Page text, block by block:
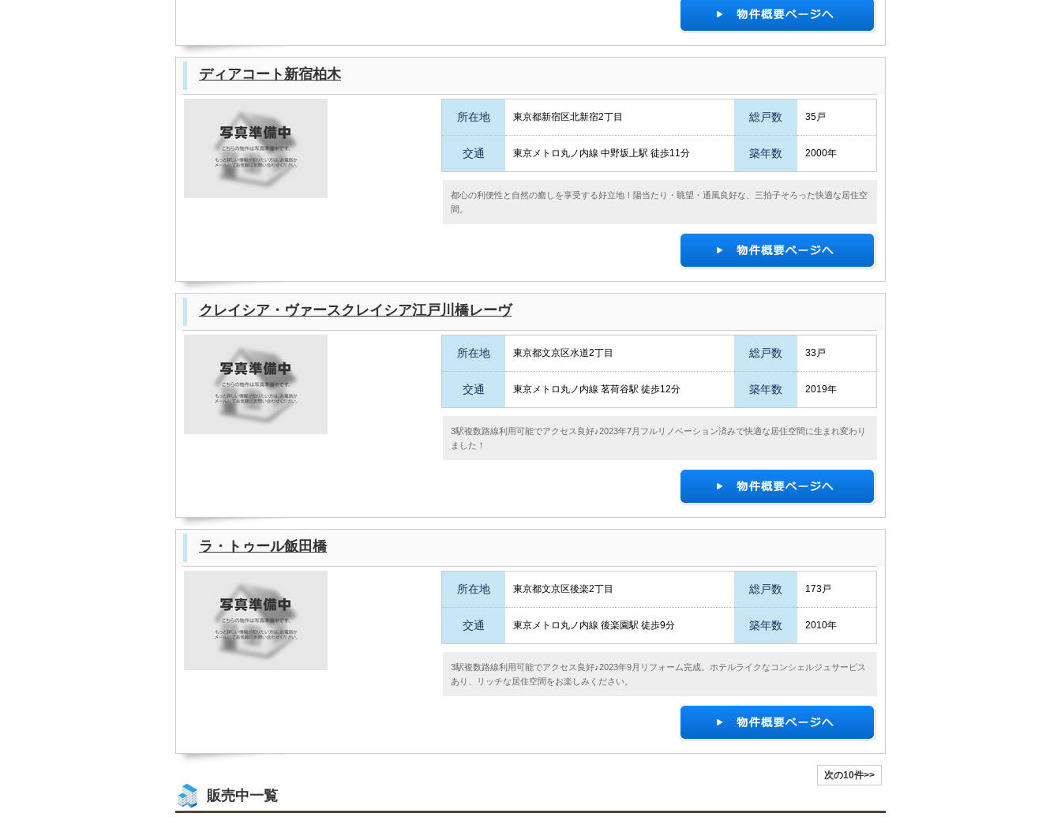
ディアコート新宿柏木
所在地 東京都新宿区北新宿2丁目 総戸数 35戸
交通 東京メトロ丸ノ内線 中野坂上駅 徒歩11分 築年数 2000年
都心の利便性と自然の癒しを享受する好立地！陽当たり・眺望・通風良好な、三拍子そろった快適な居住空
間。
クレイシア・ヴァースクレイシア江戸川橋レーヴ
所在地 東京都文京区水道2丁目 総戸数 33戸
交通 東京メトロ丸ノ内線 茗荷谷駅 徒歩12分 築年数 2019年
3駅複数路線利用可能でアクセス良好♪2023年7月フルリノベーション済みで快適な居住空間に生まれ変わり
ました！
ラ・トゥール飯田橋
所在地 東京都文京区後楽2丁目 総戸数 173戸
交通 東京メトロ丸ノ内線 後楽園駅 徒歩9分 築年数 2010年
3駅複数路線利用可能でアクセス良好♪2023年9月リフォーム完成。ホテルライクなコンシェルジュサービス
あり、リッチな居住空間をお楽しみください。
次の10件>>
販売中一覧